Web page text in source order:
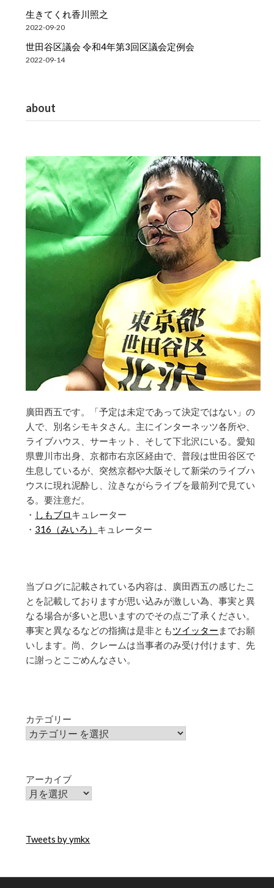
生きてくれ香川照之
2022-09-20
世田谷区議会 令和4年第3回区議会定例会
2022-09-14
about
廣田西五です。「予定は未定であって決定ではない」の
人で、別名シモキタさん。主にインターネッツ各所や、
ライブハウス、サーキット、そして下北沢にいる。愛知
県豊川市出身、京都市右京区経由で、普段は世田谷区で
生息しているが、突然京都や大阪そして新栄のライブハ
ウスに現れ泥酔し、泣きながらライブを最前列で見てい
る。要注意だ。
・ しもブロキュレーター
・ 316（みいろ） キュレーター
当ブログに記載されている内容は、廣田西五の感じたこ
とを記載しておりますが思い込みが激しい為、事実と異
なる場合が多いと思いますのでその点ご了承ください。
事実と異なるなどの指摘は是非ともツイッター までお願
いします。尚、クレームは当事者のみ受け付けます、先
に謝っとこごめんなさい。
カテゴリー
アーカイブ
Tweets by ymkx